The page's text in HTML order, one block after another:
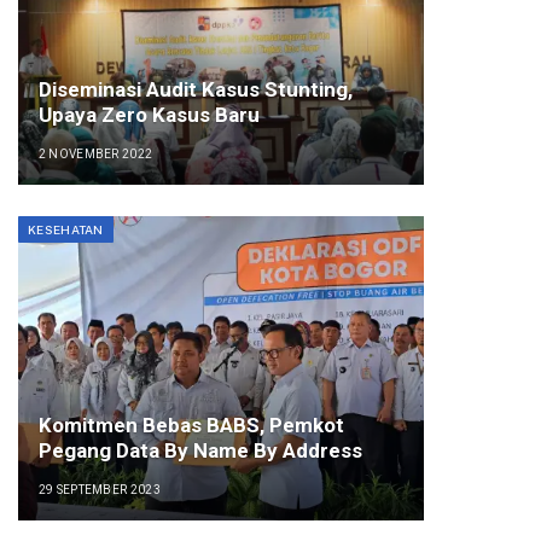
Diseminasi Audit Kasus Stunting,
Upaya Zero Kasus Baru
2 NOVEMBER 2022
KESEHATAN
Komitmen Bebas BABS, Pemkot
Pegang Data By Name By Address
29 SEPTEMBER 2023